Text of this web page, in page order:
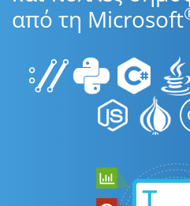
από τη Microsoft